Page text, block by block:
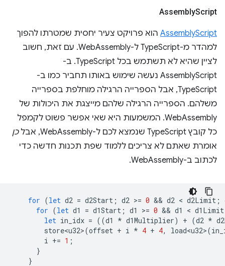
AssemblyScript
AssemblyScript הוא פרויקט צעיר יחסית שמטרתו להפוך
למהדר מ-TypeScript ל-WebAssembly. עם זאת, חשוב
לציין שהיא לא תשתמש בכל TypeScript. ב-
AssemblyScript נעשה שימוש באותו תחביר כמו ב-
TypeScript, אבל הספרייה הרגילה מוחלפת בספרייה
משלהם. הספרייה הרגילה שלהם מייצגת את היכולות של
WebAssembly. המשמעות היא שאי אפשר פשוט לקמפל
כל קובץ TypeScript שנמצא לכם ל-WebAssembly, אבל
כן
אומרת שאתם לא צריכים ללמוד שפת תכנות חדשה כדי
לכתוב ב-WebAssembly.
for (let d2 = d2Start ; d2 >= 0 && d2 < d2Limit ;
for (let d1 = d1Start ; d1 >= 0 && d1 < d1Limit
let in_idx = ((d1 * d1Multiplier) + (d2 *
store<u32>(offset + i * 4 + 4, load<u32>(
i += 1 ;
}
}